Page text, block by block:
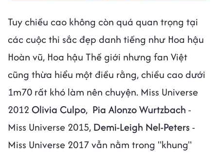
Tuy chiều cao không còn quá quan trọng tại
các cuộc thi sắc đẹp danh tiếng như Hoa hậu
Hoàn vũ, Hoa hậu Thế giới nhưng fan Việt
cũng thừa hiểu một điều rằng, chiều cao dưới
1m70 rất khó làm nên chuyện. Miss Universe
2012 Olivia Culpo, Pia Alonzo Wurtzbach -
Miss Universe 2015, Demi-Leigh Nel-Peters -
Miss Universe 2017 vẫn nằm trong "khung"